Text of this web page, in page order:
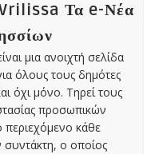
Τα e-Νέα
μια ανοιχτή σελίδα
όλους τους δημότες
όχι μόνο. Τηρεί τους
προσωπικών
κάθε
συντάκτη, ο οποίος